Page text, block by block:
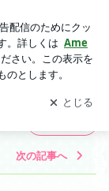
け取りまし
開く
次の記事へ